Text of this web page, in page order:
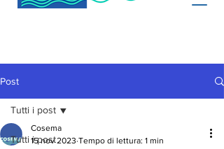
Post
Tutti i post
Tutti i post
Cosema
15 nov 2023 Tempo di lettura: 1 min